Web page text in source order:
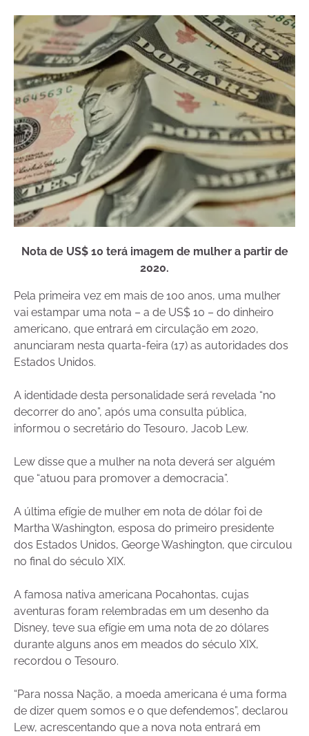
Nota de US$ 10 terá imagem de mulher a partir de
2020.
Pela primeira vez em mais de 100 anos, uma mulher
vai estampar uma nota – a de US$ 10 – do dinheiro
americano, que entrará em circulação em 2020,
anunciaram nesta quarta-feira (17) as autoridades dos
Estados Unidos.
A identidade desta personalidade será revelada “no
decorrer do ano”, após uma consulta pública,
informou o secretário do Tesouro, Jacob Lew.
Lew disse que a mulher na nota deverá ser alguém
que “atuou para promover a democracia”.
A última efígie de mulher em nota de dólar foi de
Martha Washington, esposa do primeiro presidente
dos Estados Unidos, George Washington, que circulou
no final do século XIX.
A famosa nativa americana Pocahontas, cujas
aventuras foram relembradas em um desenho da
Disney, teve sua efígie em uma nota de 20 dólares
durante alguns anos em meados do século XIX,
recordou o Tesouro.
“Para nossa Nação, a moeda americana é uma forma
de dizer quem somos e o que defendemos”, declarou
Lew, acrescentando que a nova nota entrará em